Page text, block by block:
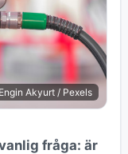
Akyurt / Pexels
fråga: är